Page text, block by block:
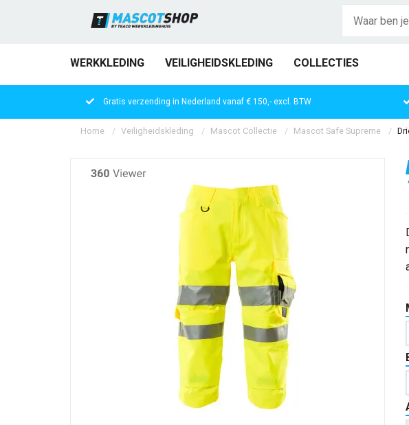
WERKKLEDING VEILIGHEIDSKLEDING COLLECTIES
Gratis verzending in Nederland vanaf € 150,- excl. BTW
Home Veiligheidskleding Mascot Collectie Mascot Safe Supreme